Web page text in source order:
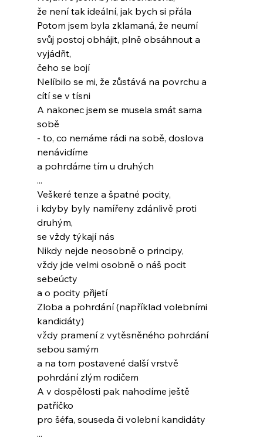
že není tak ideální, jak bych si přála
Potom jsem byla zklamaná, že neumí
svůj postoj obhájit, plně obsáhnout a
vyjádřit,
čeho se bojí
Nelíbilo se mi, že zůstává na povrchu a
cítí se v tísni
A nakonec jsem se musela smát sama
sobě
- to, co nemáme rádi na sobě, doslova
nenávidíme
a pohrdáme tím u druhých
...
Veškeré tenze a špatné pocity,
i kdyby byly namířeny zdánlivě proti
druhým,
se vždy týkají nás
Nikdy nejde neosobně o principy,
vždy jde velmi osobně o náš pocit
sebeúcty
a o pocity přijetí
Zloba a pohrdání (například volebními
kandidáty)
vždy pramení z vytěsněného pohrdání
sebou samým
a na tom postavené další vrstvě
pohrdání zlým rodičem
A v dospělosti pak nahodíme ještě
patříčko
pro šéfa, souseda či volební kandidáty
...